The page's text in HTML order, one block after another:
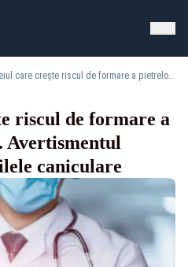
Obiceiul care crește riscul de formare a pietrelor la rinichi. Avertismentul medicilor pentru zilele caniculare
riscul de formare a
caniculare